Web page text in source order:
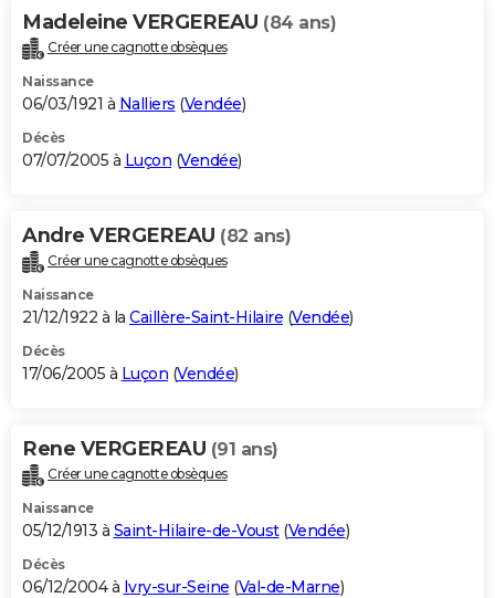
Madeleine VERGEREAU (84 ans)
Créer une cagnotte obsèques
Naissance
06/03/1921 à Nalliers (Vendée)
Décès
07/07/2005 à Luçon (Vendée)
Andre VERGEREAU (82 ans)
Créer une cagnotte obsèques
Naissance
21/12/1922 à la Caillère-Saint-Hilaire (Vendée)
Décès
17/06/2005 à Luçon (Vendée)
Rene VERGEREAU (91 ans)
Créer une cagnotte obsèques
Naissance
05/12/1913 à Saint-Hilaire-de-Voust(Vendée)
Décès
06/12/2004 à Ivry-sur-Seine (Val-de-Marne)